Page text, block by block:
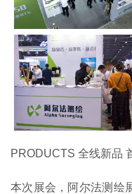
PRODUCTS 全线新品
本次展会，阿尔法测绘